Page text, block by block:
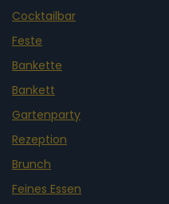
Cocktailbar
Feste
Bankette
Bankett
Gartenparty
Rezeption
Brunch
Feines Essen